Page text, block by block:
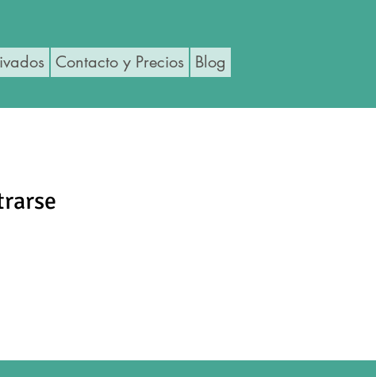
Contacto y Precios Blog